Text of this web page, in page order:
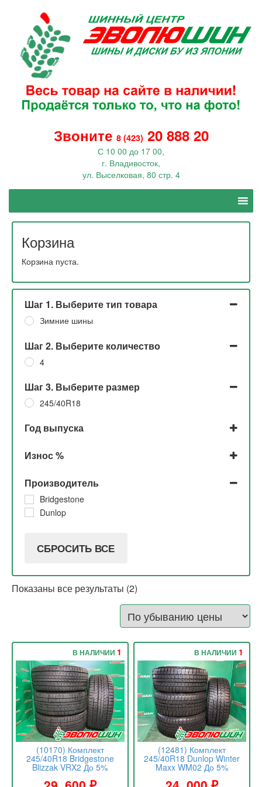
Звоните 8 (423) 20 888 20
С 10 00 до 17 00,
г. Владивосток,
ул. Выселковая, 80 стр. 4
Корзина
Корзина пуста.
Шаг 1. Выберите тип товара
Зимние шины
Шаг 2. Выберите количество
4
Шаг 3. Выберите размер
245/40R18
Год выпуска
2018
Износ %
Производитель
Bridgestone
Dunlop
СБРОСИТЬ ВСЕ
Показаны все результаты (2)
(10170) Комплект
245/40R18 Bridgestone
Blizzak VRX2 До 5%
В НАЛИЧИИ 1
(12481) Комплект
245/40R18 Dunlop Winter
Maxx WM02 До 5%
В НАЛИЧИИ 1